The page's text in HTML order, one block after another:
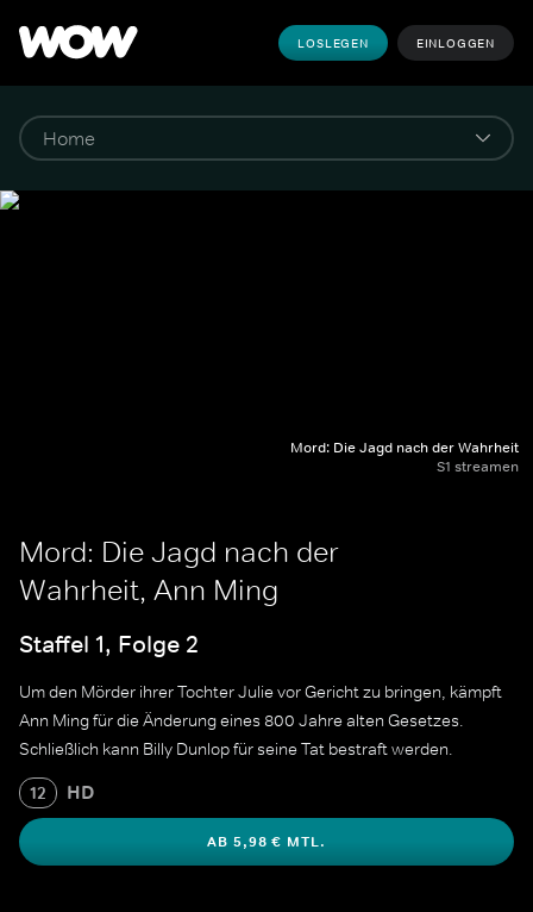
LOSLEGEN EINLOGGEN
Mord: Die Jagd nach der Wahrheit
S1 streamen
Mord: Die Jagd nach der
Wahrheit, Ann Ming
Staffel 1, Folge 2
Um den Mörder ihrer Tochter Julie vor Gericht zu bringen, kämpft
Ann Ming für die Änderung eines 800 Jahre alten Gesetzes.
Schließlich kann Billy Dunlop für seine Tat bestraft werden.
12 HD
AB 5,98 € MTL.